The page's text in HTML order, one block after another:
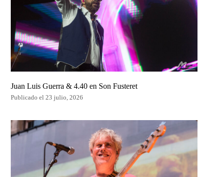
Juan Luis Guerra & 4.40 en Son Fusteret
Publicado el 23 julio, 2026